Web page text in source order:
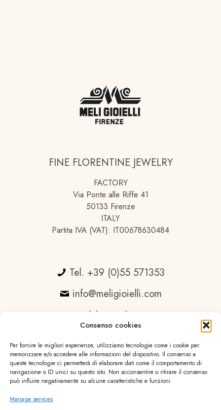
Consenso cookies
Per fornire le migliori esperienze, utilizziamo tecnologie come i cookie per
memorizzare e/o accedere alle informazioni del dispositivo. Il consenso a
queste tecnologie ci permetterà di elaborare dati come il comportamento di
navigazione o ID unici su questo sito. Non acconsentire o ritirare il consenso
può influire negativamente su alcune caratteristiche e funzioni.
Manage services
FINE FLORENTINE JEWELRY
FACTORY
Via Ponte alle Riffe 41
50133 Firenze
ITALY
Partita IVA (VAT): IT00678630484
Tel. +39 (0)55 571353
info@meligioielli.com
web by essedicom